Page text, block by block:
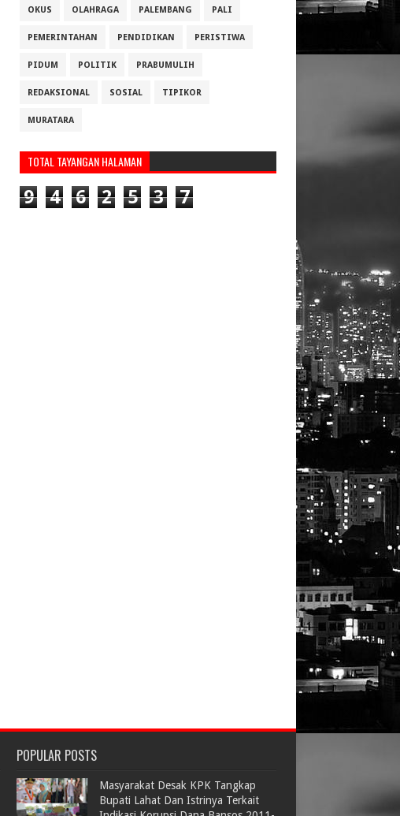
OKUS OLAHRAGA PALEMBANG PALI
PEMERINTAHAN PENDIDIKAN PERISTIWA
PIDUM POLITIK PRABUMULIH
REDAKSIONAL SOSIAL TIPIKOR
MURATARA
TOTAL TAYANGAN HALAMAN
9 4 6 2 5 3 7
POPULAR POSTS
Masyarakat Desak KPK Tangkap
Bupati Lahat Dan Istrinya Terkait